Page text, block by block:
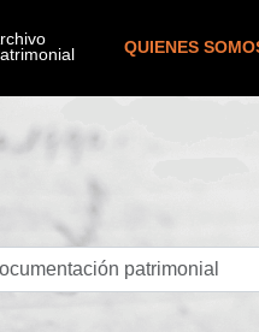
QUIENES